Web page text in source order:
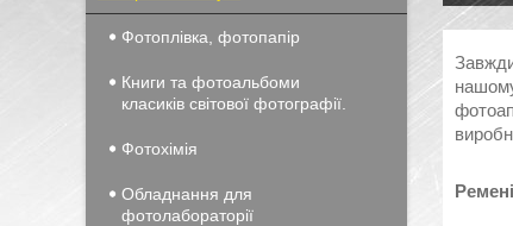
Фотоплівка, фотопапір
Книги та фотоальбоми
класиків світової фотографії.
Фотохімія
Обладнання для
фотолабораторії